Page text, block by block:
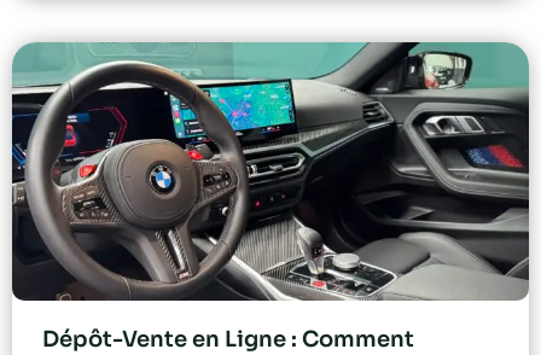
Dépôt-Vente en Ligne : Comment